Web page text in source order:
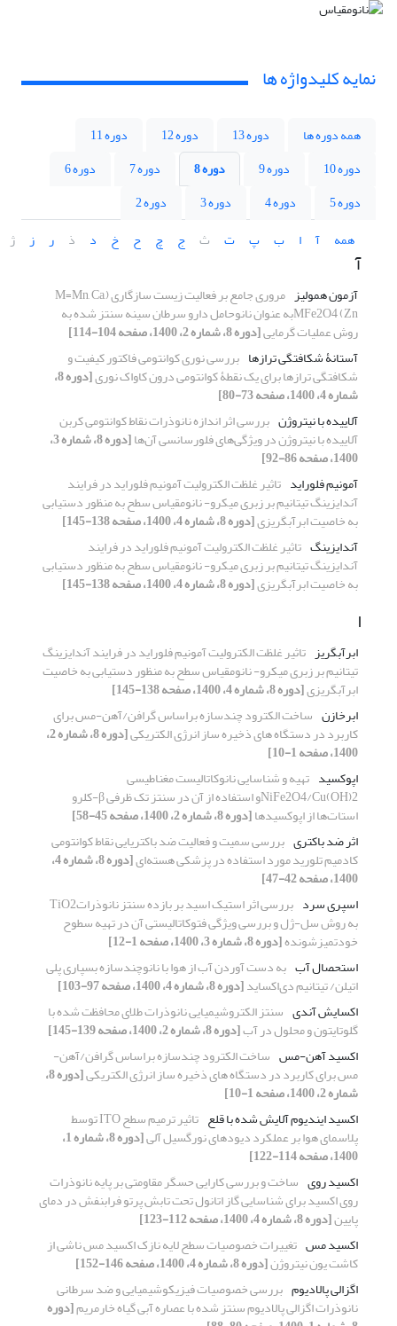
نمایه کلیدواژه ها
همه دوره ها دوره 13 دوره 12
دوره 11
دوره 10
دوره 9 دوره 8 دوره 7
دوره 6
دوره 5
دوره 4 دوره 3
دوره 2
همه
آ ا ب پ ت ث ج چ ح خ د ذ ر ز ژ
آ
آزمون همولیز مروری جامع بر فعالیت زیست سازگاری (M=Mn, Ca,
Zn) MFe2O4به عنوان نانوحامل دارو سرطان سینه سنتز شده به
روش عملیات گرمایی[دوره 8، شماره 2، 1400، صفحه 104-114]
آستانۀ شکافتگی ترازها بررسی نوری کوانتومی فاکتور کیفیت و
شکافتگی ترازها برای یک نقطۀ کوانتومی درون کاواک نوری [دوره 8،
شماره 4، 1400، صفحه 73-80]
آلاییده با نیتروژن بررسی اثر اندازه‌ نانوذرات نقاط کوانتومی کربن
آلاییده با نیتروژن در ویژگی‌های فلورسانسی آن‌ها [دوره 8، شماره 3،
1400، صفحه 86-92]
آمونیم فلوراید تاثیر غلظت الکترولیت آمونیم فلوراید در فرایند
آندایزینگ تیتانیم بر زبری میکرو- نانومقیاس سطح به منظور دستیابی
به خاصیت ابرآبگریزی[دوره 8، شماره 4، 1400، صفحه 138-145]
آندایزینگ تاثیر غلظت الکترولیت آمونیم فلوراید در فرایند
آندایزینگ تیتانیم بر زبری میکرو- نانومقیاس سطح به منظور دستیابی
به خاصیت ابرآبگریزی[دوره 8، شماره 4، 1400، صفحه 138-145]
ا
ابرآبگریز تاثیر غلظت الکترولیت آمونیم فلوراید در فرایند آندایزینگ
تیتانیم بر زبری میکرو- نانومقیاس سطح به منظور دستیابی به خاصیت
ابرآبگریزی[دوره 8، شماره 4، 1400، صفحه 138-145]
ابرخازن ساخت الکترود چندسازه براساس گرافن/آهن-مس برای
کاربرد در دستگاه های ذخیره ساز انرژی الکتریکی [دوره 8، شماره 2،
1400، صفحه 1-10]
اپوکسید تهیه و شناسایی نانوکاتالیست مغناطیسی
NiFe2O4/Cu(OH)2و استفاده از آن در سنتز تک ظرفی β-کلرو
استات‌ها از اپوکسیدها[دوره 8، شماره 2، 1400، صفحه 45-58]
اثر ضد باکتری بررسی سمیت و فعالیت ضد باکتریایی نقاط کوانتومی
کادمیم تلورید مورد استفاده در پزشکی هسته‌ای [دوره 8، شماره 4،
1400، صفحه 42-47]
اسپری سرد
بررسی اثر استیک اسید بر بازده سنتز نانوذراتTiO2
به روش سل-ژل و بررسی ویژگی فتوکاتالیستی آن در تهیه سطوح
خودتمیزشونده[دوره 8، شماره 3، 1400، صفحه 1-12]
استحصال آب به دست آوردن آب از هوا با نانوچندسازه بسپاری پلی
اتیلن/ تیتانیم دی‌اکساید[دوره 8، شماره 4، 1400، صفحه 97-103]
اکسایش آندی سنتز الکتروشیمیایی نانوذرات طلای محافظت شده با
گلوتایتون و محلول در آب[دوره 8، شماره 2، 1400، صفحه 139-145]
اکسید آهن-مس ساخت الکترود چندسازه براساس گرافن/آهن-
مس برای کاربرد در دستگاه های ذخیره ساز انرژی الکتریکی [دوره 8،
شماره 2، 1400، صفحه 1-10]
اکسید ایندیوم آلایش شده با قلع
تاثیر ترمیم سطح ITO توسط
پلاسمای هوا بر عملکرد دیودهای نورگسیل آلی [دوره 8، شماره 1،
1400، صفحه 114-122]
اکسید روی ساخت و بررسی کارایی حسگر مقاومتی بر پایه نانوذرات
روی اکسید برای شناسایی گاز اتانول تحت تابش پرتو فرابنفش در دمای
پایین[دوره 8، شماره 4، 1400، صفحه 112-123]
اکسید مس تغییرات خصوصیات سطح لایه نازک اکسید مس ناشی از
کاشت یون نیتروژن[دوره 8، شماره 4، 1400، صفحه 146-152]
اگزالی پالادیوم بررسی خصوصیات فیزیکوشیمیایی و ضد سرطانی
نانوذرات اگزالی پالادیوم سنتز شده با عصاره آبی گیاه خارمریم[دوره